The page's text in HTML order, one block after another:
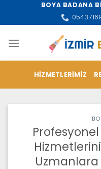
BOYA BADANA
HIZMETLERIMIZ
Uzmanlara